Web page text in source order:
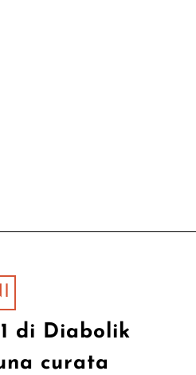
di Diabolik
curata